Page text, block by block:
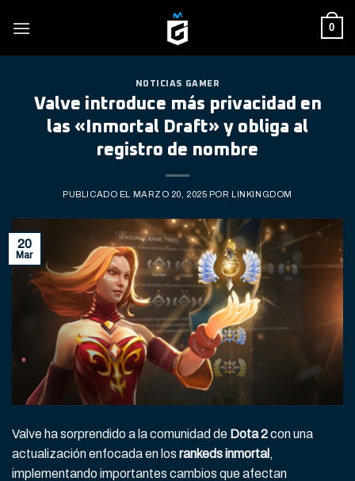
0
NOTICIAS GAMER
Valve introduce más privacidad en
las «Inmortal Draft» y obliga al
registro de nombre
PUBLICADO EL MARZO 20, 2025 POR LINKINGDOM
20
Mar
Valve ha sorprendido a la comunidad de Dota 2con una
actualización enfocada en los rankeds inmortal ,
implementando importantes cambios que afectan